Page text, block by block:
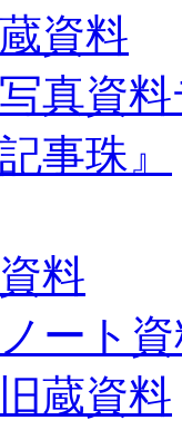
資料
真資
事珠』
料
ート
蔵資料